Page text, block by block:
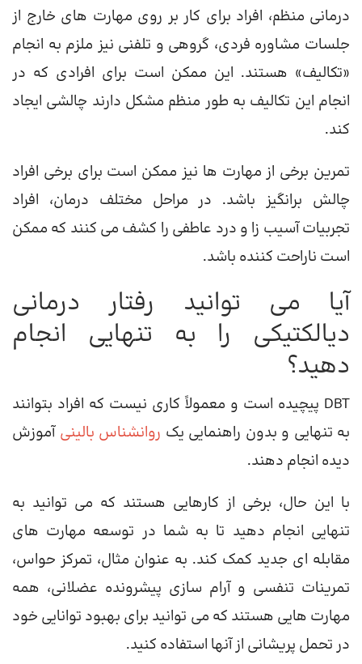
درمانی منظم، افراد برای کار بر روی مهارت های خارج از
جلسات مشاوره فردی، گروهی و تلفنی نیز ملزم به انجام
«تکالیف» هستند. این ممکن است برای افرادی که در
انجام این تکالیف به طور منظم مشکل دارند چالشی ایجاد
کند.
تمرین برخی از مهارت ها نیز ممکن است برای برخی افراد
چالش برانگیز باشد. در مراحل مختلف درمان، افراد
تجربیات آسیب زا و درد عاطفی را کشف می کنند که ممکن
است ناراحت کننده باشد.
آیا می توانید رفتار درمانی
دیالکتیکی را به تنهایی انجام
دهید؟
DBT پیچیده است و معمولاً کاری نیست که افراد بتوانند
به تنهایی و بدون راهنمایی یک روانشناس بالینی آموزش
دیده انجام دهند.
با این حال، برخی از کارهایی هستند که می توانید به
تنهایی انجام دهید تا به شما در توسعه مهارت های
مقابله ای جدید کمک کند. به عنوان مثال، تمرکز حواس،
تمرینات تنفسی و آرام سازی پیشرونده عضلانی، همه
مهارت هایی هستند که می توانید برای بهبود توانایی خود
در تحمل پریشانی از آنها استفاده کنید.